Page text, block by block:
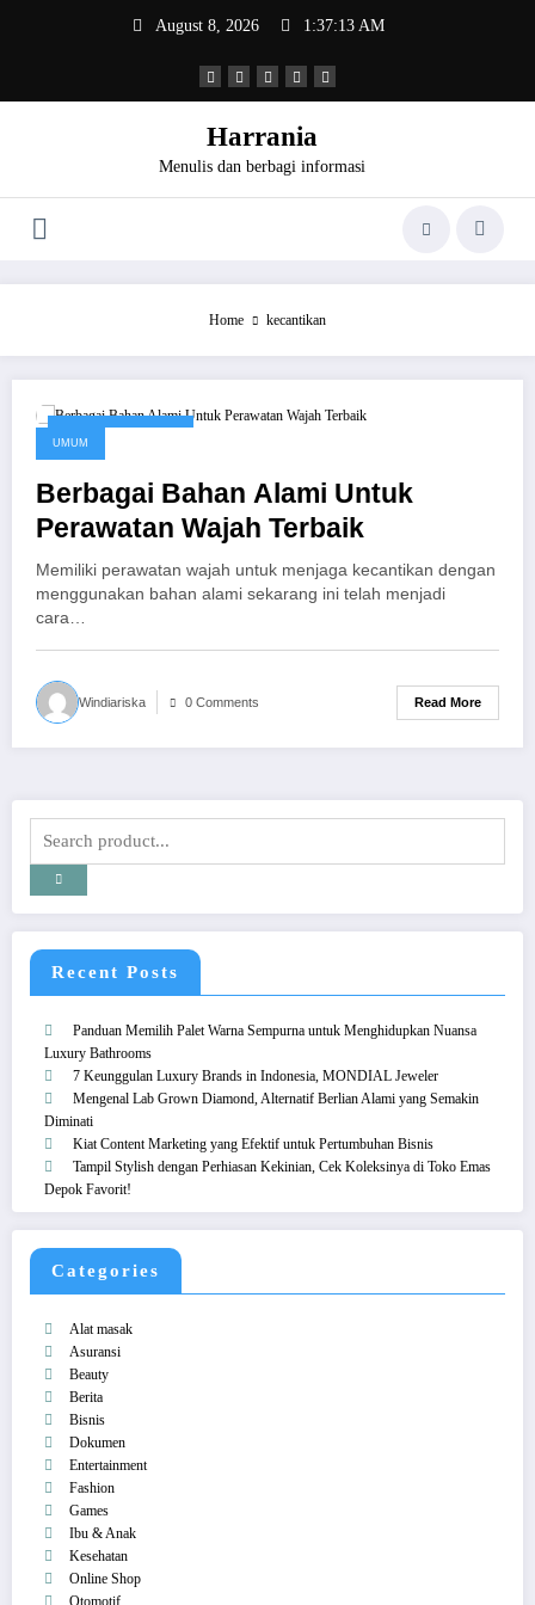
August 8, 2026 1:37:13 AM
Harrania
Menulis dan berbagi informasi
Home kecantikan
UMUM
Berbagai Bahan Alami Untuk
Perawatan Wajah Terbaik
Memiliki perawatan wajah untuk menjaga kecantikan dengan
menggunakan bahan alami sekarang ini telah menjadi
cara…
Windiariska 0 Comments Read More
Recent Posts
Panduan Memilih Palet Warna Sempurna untuk Menghidupkan Nuansa
Luxury Bathrooms
7 Keunggulan Luxury Brands in Indonesia, MONDIAL Jeweler
Mengenal Lab Grown Diamond, Alternatif Berlian Alami yang Semakin
Diminati
Kiat Content Marketing yang Efektif untuk Pertumbuhan Bisnis
Tampil Stylish dengan Perhiasan Kekinian, Cek Koleksinya di Toko Emas
Depok Favorit!
Categories
Alat masak
Asuransi
Beauty
Berita
Bisnis
Dokumen
Entertainment
Fashion
Games
Ibu & Anak
Kesehatan
Online Shop
Otomotif